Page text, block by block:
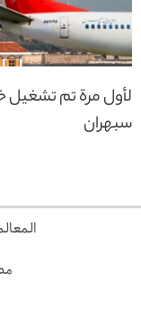
لأول مرة تم تشغيل
سبهران